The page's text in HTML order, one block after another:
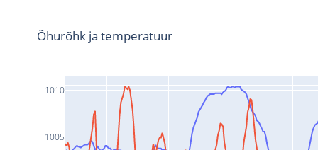
1005
1010
Õhurõhk ja temperatuur